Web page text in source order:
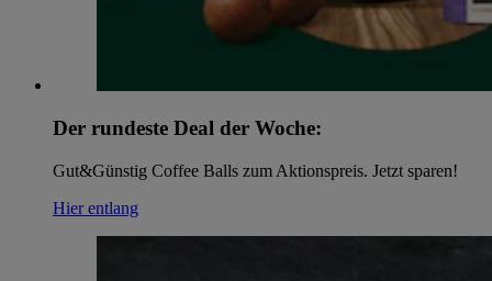
Der rundeste Deal der Woche:
Gut&Günstig Coffee Balls zum Aktionspreis. Jetzt sparen!
Hier entlang